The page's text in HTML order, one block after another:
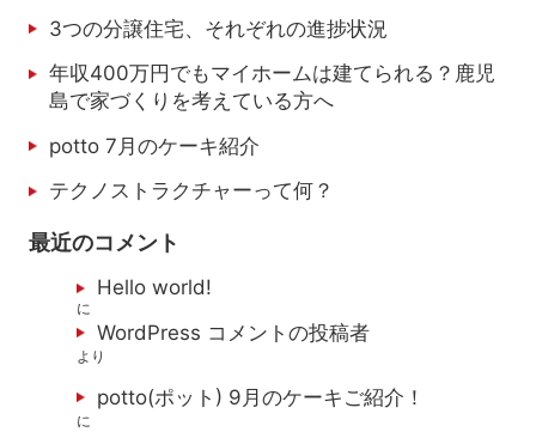
3つの分譲住宅、それぞれの進捗状況
年収400万円でもマイホームは建てられる？鹿児
島で家づくりを考えている方へ
potto 7月のケーキ紹介
テクノストラクチャーって何？
最近のコメント
Hello world!
に
WordPress コメントの投稿者
より
potto(ポット) 9月のケーキご紹介！
に